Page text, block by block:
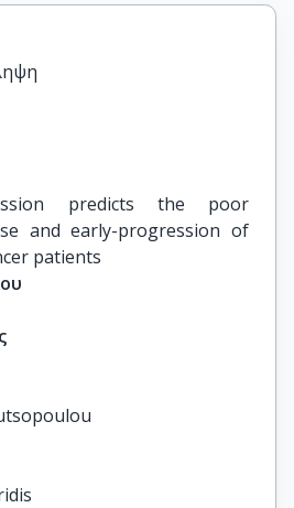
predicts the poor
and early-progression of
patients